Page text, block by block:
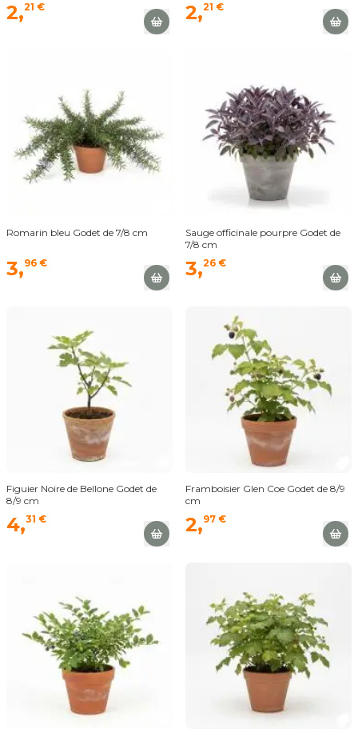
2,21 € 2,21 €
Romarin bleu Godet de 7/8 cm
3,96 €
Sauge officinale pourpre Godet de
7/8 cm
3,26 €
Figuier Noire de Bellone Godet de
8/9 cm
4,31 €
Framboisier Glen Coe Godet de 8/9
cm
2,97 €